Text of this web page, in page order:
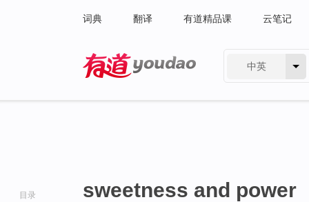
词典 翻译 有道精品课 云笔记
中英
目录 sweetness and power